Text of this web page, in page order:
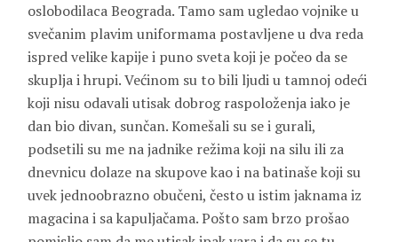
oslobodilaca Beograda. Tamo sam ugledao vojnike u
svečanim plavim uniformama postavljene u dva reda
ispred velike kapije i puno sveta koji je počeo da se
skuplja i hrupi. Većinom su to bili ljudi u tamnoj odeći
koji nisu odavali utisak dobrog raspoloženja iako je
dan bio divan, sunčan. Komešali su se i gurali,
podsetili su me na jadnike režima koji na silu ili za
dnevnicu dolaze na skupove kao i na batinaše koji su
uvek jednoobrazno obučeni, često u istim jaknama iz
magacina i sa kapuljačama. Pošto sam brzo prošao